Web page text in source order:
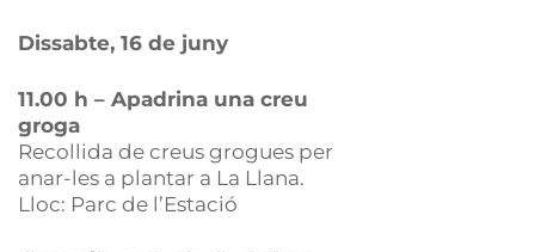
Dissabte, 16 de juny
11.00 h – Apadrina una creu
groga
Recollida de creus grogues per
anar-les a plantar a La Llana.
Lloc: Parc de l’Estació